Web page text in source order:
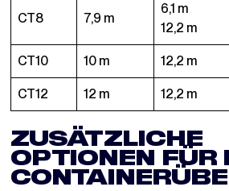
CT8 7,9 m
6,1 m
12,2 m
CT10 10 m 12,2 m
CT12 12 m 12,2 m
ZUSÄTZLICHE
OPTIONEN FÜR